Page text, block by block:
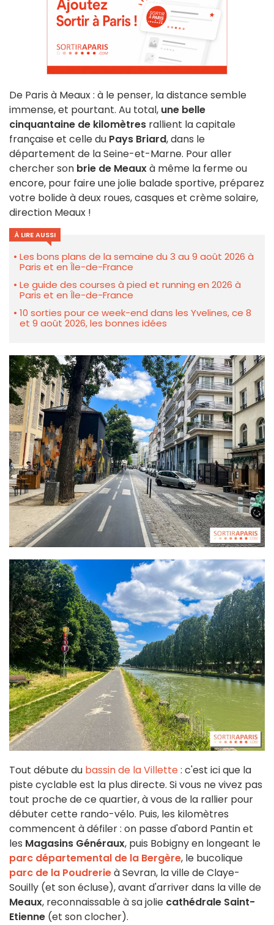
De Paris à Meaux : à le penser, la distance semble
immense, et pourtant. Au total, une belle
cinquantaine de kilomètres rallient la capitale
française et celle du Pays Briard, dans le
département de la Seine-et-Marne. Pour aller
chercher son brie de Meauxà même la ferme ou
encore, pour faire une jolie balade sportive, préparez
votre bolide à deux roues, casques et crème solaire,
direction Meaux !
À LIRE AUSSI
Les bons plans de la semaine du 3 au 9 août 2026 à
Paris et en Île-de-France
Le guide des courses à pied et running en 2026 à
Paris et en Île-de-France
10 sorties pour ce week-end dans les Yvelines, ce 8
et 9 août 2026, les bonnes idées
Tout débute du bassin de la Villette: c'est ici que la
piste cyclable est la plus directe. Si vous ne vivez pas
tout proche de ce quartier, à vous de la rallier pour
débuter cette rando-vélo. Puis, les kilomètres
commencent à défiler : on passe d'abord Pantin et
les Magasins Généraux, puis Bobigny en longeant le
parc départemental de la Bergère, le bucolique
parc de la Poudrerieà Sevran, la ville de Claye-
Souilly (et son écluse), avant d'arriver dans la ville de
Meaux, reconnaissable à sa jolie cathédrale Saint-
Etienne (et son clocher).